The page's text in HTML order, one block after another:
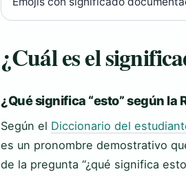
¿Cuál es el
¿Qué significa “esto” según la
Según el Diccionario del
es un pronombre demostrativo
de la pregunta “¿qué significa